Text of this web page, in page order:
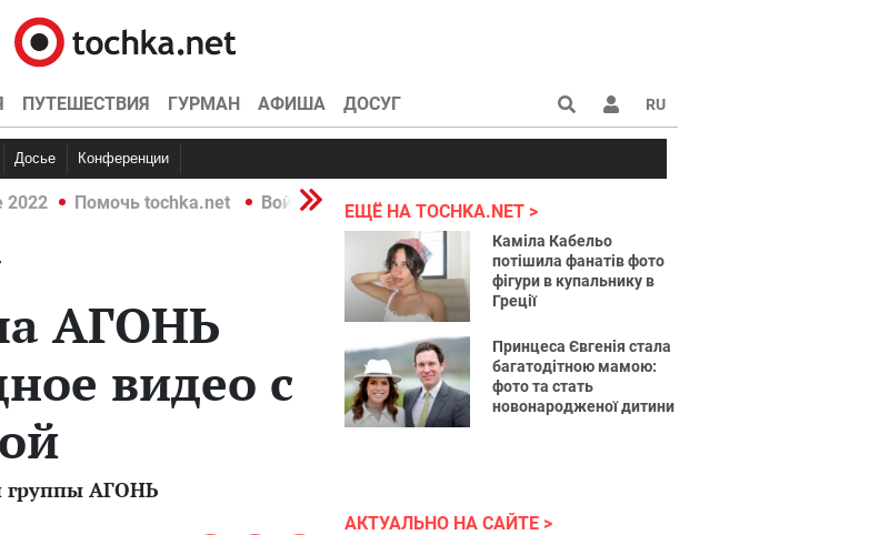
ПУТЕШЕСТВИЯ ГУРМАН АФИША ДОСУГ RU
Досье Конференции
2022 Помочь tochka.net Война в Украине 2022
АГОНЬ
видео с
группы АГОНЬ
ЕЩЁ НА TOCHKA.NET
Каміла Кабельо
потішила фанатів фото
фігури в купальнику в
Греції
Принцеса Євгенія стала
багатодітною мамою:
фото та стать
новонародженої дитини
АКТУАЛЬНО НА САЙТЕ